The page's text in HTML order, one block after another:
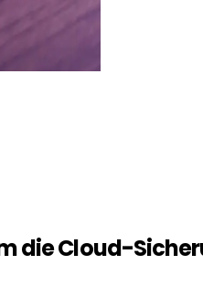
die Cloud-